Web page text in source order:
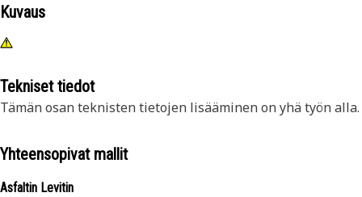
Kuvaus
Tekniset tiedot
Tämän osan teknisten tietojen lisääminen on yhä työn alla.
Yhteensopivat mallit
Asfaltin Levitin